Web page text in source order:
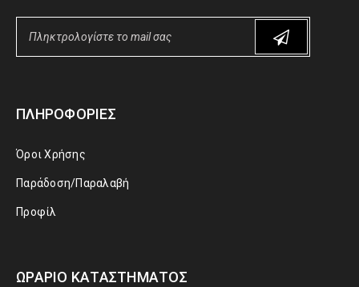
ΠΛΗΡΟΦΟΡΊΕΣ
Όροι Χρήσης
Παράδοση/Παραλαβή
Προφίλ
ΩΡΆΡΙΟ ΚΑΤΑΣΤΉΜΑΤΟΣ